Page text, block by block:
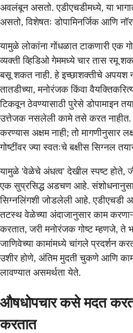
अवलंबून असतो. एडीएचडीमध्ये, या
असतो, विशेषतः डोपामिनर्जिक आणि
यामुळे लोकांना गोंधळात टाकणारी एक
व्यक्ती व्हिडिओ गेममध्ये चार तास रमू
बसू शकत नाही. हे इच्छाशक्तीचे अपयश
तातडीच्या, मनोरंजक किंवा
टिकवून ठेवण्यासाठी पुरेसे डोपामाइन
उत्तेजक नसलेली कामे तसे करत नाहीत.
करण्यास अक्षम नाही; तो मागणीनुसार
गोष्टींवर ज्या स्वतःचे बक्षीस सिग्नल
यामुळे 'वेळेचे अंधत्व' देखील स्पष्ट होते,
एक सुप्रसिद्ध अडचण आहे.
सिग्नलिंगशी जोडलेली आहे. एडीएचडी
तटस्थ वेळेच्या अंदाजानुसार काम
करतात, जरी मनोरंजक गोष्ट म्हणजे, ते
जाणिवेच्या कामांमध्ये चांगले प्रदर्शन
उशीर होणे, अंतिम मुदती चुकणे आणि
लावण्यात असमर्थता येते.
औषधोपचार कसे मदत
करतात